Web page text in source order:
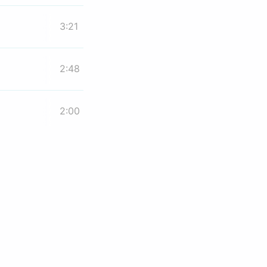
3:21
2:48
2:00